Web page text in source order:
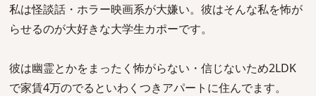
私は怪談話・ホラー映画系が大嫌い。彼はそんな私を怖が
らせるのが大好きな大学生カポーです。
彼は幽霊とかをまったく怖がらない・信じないため2LDK
で家賃4万のでるといわくつきアパートに住んでます。